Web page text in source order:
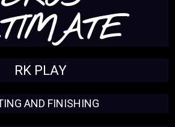
RK PLAY
AND FINISHING